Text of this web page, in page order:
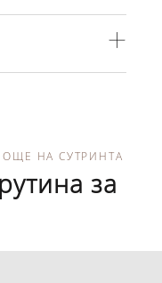
НА СУТРИНТА
за